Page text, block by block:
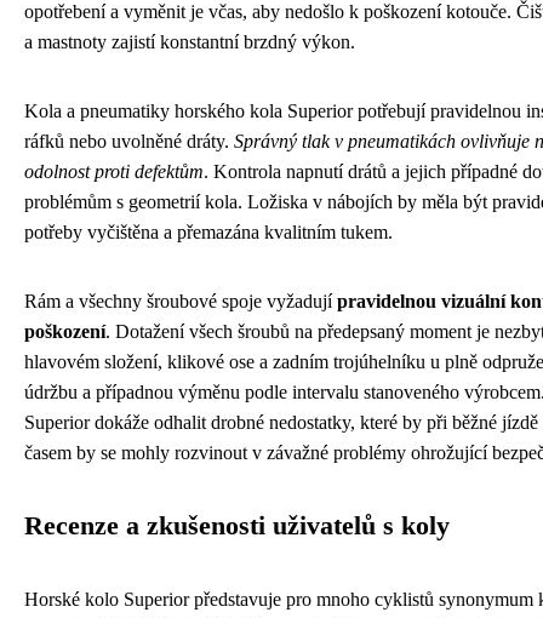
opotřebení a vyměnit je včas, aby nedošlo k poškození kotouče.
a mastnoty zajistí konstantní brzdný výkon.
Kola a pneumatiky horského kola Superior potřebují pravidelnou
ráfků nebo uvolněné dráty. Správný tlak v pneumatikách ovlivňuje
odolnost proti defektům. Kontrola napnutí drátů a jejich případné
problémům s geometrií kola. Ložiska v nábojích by měla být
potřeby vyčištěna a přemazána kvalitním tukem.
Rám a všechny šroubové spoje vyžadujípravidelnou vizuální
poškození. Dotažení všech šroubů na předepsaný moment je
hlavovém složení, klikové ose a zadním trojúhelníku u plně
údržbu a případnou výměnu podle intervalu stanoveného
Superior dokáže odhalit drobné nedostatky, které by při běžné
časem by se mohly rozvinout v závažné problémy ohrožující
Recenze a zkušenosti uživatelů s koly
Horské kolo Superior představuje pro mnoho cyklistů synonymum